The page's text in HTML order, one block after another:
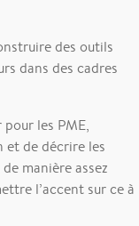
des outils
dans des cadres
les PME,
et de décrire les
manière assez
l’accent sur ce à